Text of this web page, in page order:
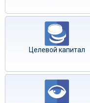
Целевой капитал